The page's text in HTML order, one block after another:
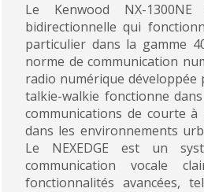
Le Kenwood NX-
bidirectionnelle qui
particulier dans la gamme
norme de communication
radio numérique développée
talkie-walkie fonctionne
communications de courte
dans les environnements
Le NEXEDGE est un
communication vocale
fonctionnalités avancées,